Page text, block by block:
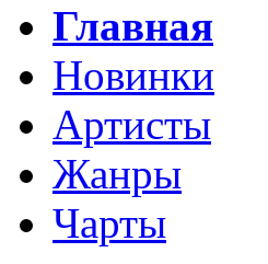
Главная
Новинки
Артисты
Жанры
Чарты